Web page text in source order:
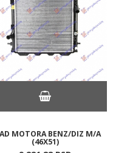
MOTORA BENZ/DIZ M/A
(46X51)